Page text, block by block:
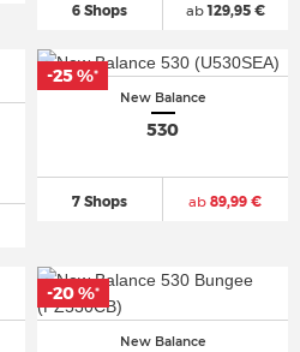
6 Shops ab129,95 €
New Balance
530
7 Shops ab 89,99 €
-25 %*
New Balance
-20 %*